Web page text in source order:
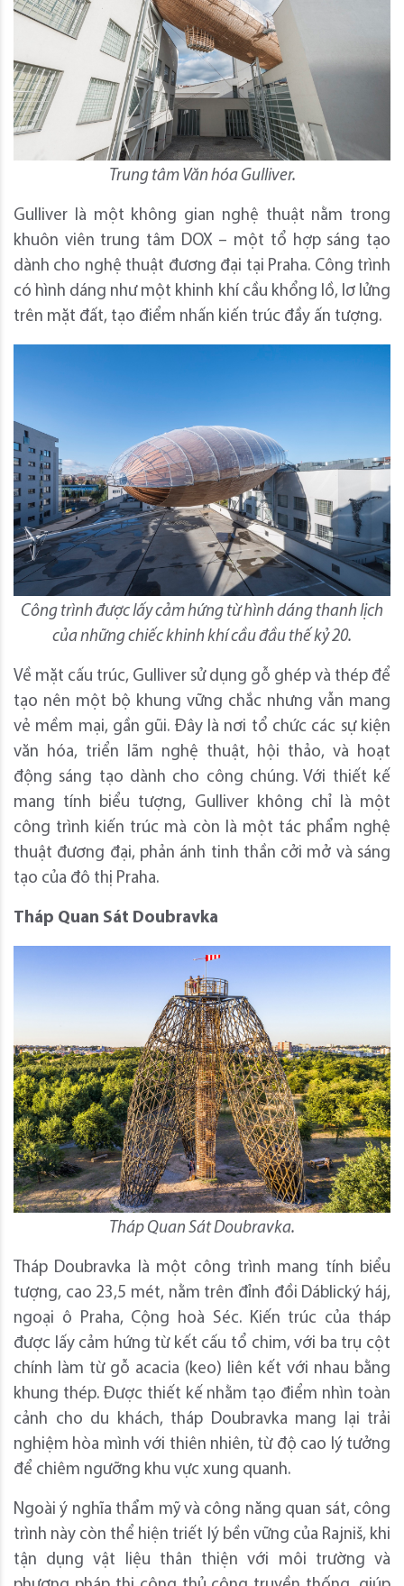
Trung tâm Văn hóa Gulliver.
Gulliver là một không gian nghệ thuật nằm trong
khuôn viên trung tâm DOX – một tổ hợp sáng tạo
dành cho nghệ thuật đương đại tại Praha. Công trình
có hình dáng như một khinh khí cầu khổng lồ, lơ lửng
trên mặt đất, tạo điểm nhấn kiến trúc đầy ấn tượng.
Công trình được lấy cảm hứng từ hình dáng thanh lịch
của những chiếc khinh khí cầu đầu thế kỷ 20.
Về mặt cấu trúc, Gulliver sử dụng gỗ ghép và thép để
tạo nên một bộ khung vững chắc nhưng vẫn mang
vẻ mềm mại, gần gũi. Đây là nơi tổ chức các sự kiện
văn hóa, triển lãm nghệ thuật, hội thảo, và hoạt
động sáng tạo dành cho công chúng. Với thiết kế
mang tính biểu tượng, Gulliver không chỉ là một
công trình kiến trúc mà còn là một tác phẩm nghệ
thuật đương đại, phản ánh tinh thần cởi mở và sáng
tạo của đô thị Praha.
Tháp Quan Sát Doubravka
Tháp Quan Sát Doubravka.
Tháp Doubravka là một công trình mang tính biểu
tượng, cao 23,5 mét, nằm trên đỉnh đồi Dáblický háj,
ngoại ô Praha, Cộng hoà Séc. Kiến trúc của tháp
được lấy cảm hứng từ kết cấu tổ chim, với ba trụ cột
chính làm từ gỗ acacia (keo) liên kết với nhau bằng
khung thép. Được thiết kế nhằm tạo điểm nhìn toàn
cảnh cho du khách, tháp Doubravka mang lại trải
nghiệm hòa mình với thiên nhiên, từ độ cao lý tưởng
để chiêm ngưỡng khu vực xung quanh.
Ngoài ý nghĩa thẩm mỹ và công năng quan sát, công
trình này còn thể hiện triết lý bền vững của Rajniš, khi
tận dụng vật liệu thân thiện với môi trường và